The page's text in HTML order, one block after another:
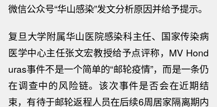
微信公众号“华山感染”发文分析原因并给予提示。
复旦大学附属华山医院感染科主任、国家传染病
医学中心主任张文宏教授给予点评称，MV Hond
uras事件不是一个简单的“邮轮疫情”，而是一条仍
在调查中的风险链。该次事件是否会在近期结
束，有待于邮轮返程人员在后续6周居家隔离期内